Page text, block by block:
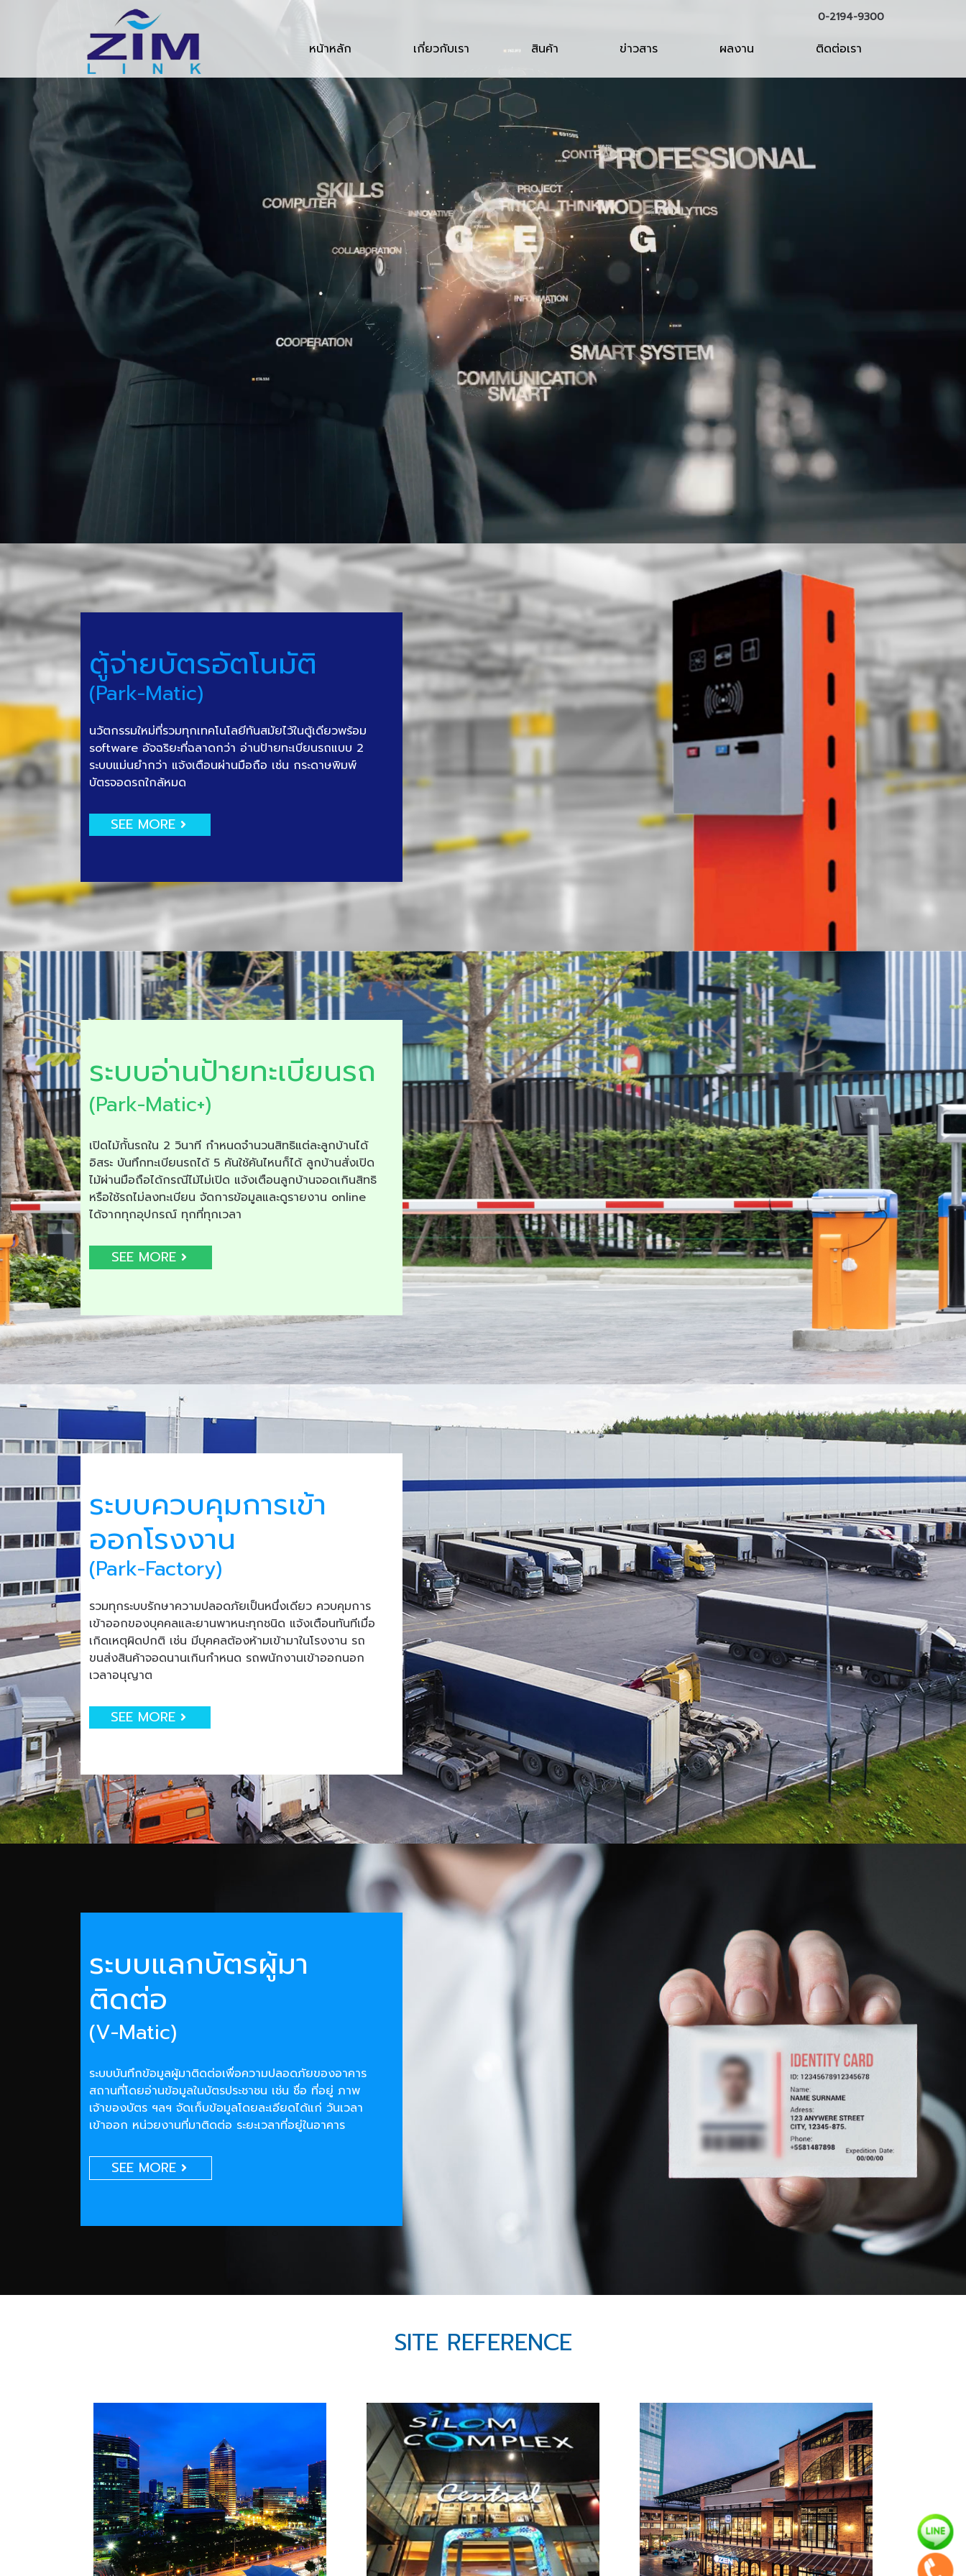
0-2194-9300
หน้าหลัก เกี่ยวกับเรา สินค้า ข่าวสาร ผลงาน ติดต่อเรา
ตู้จ่ายบัตรอัตโนมัติ
(Park-Matic)
นวัตกรรมใหม่ที่รวมทุกเทคโนโลยีทันสมัยไว้ในตู้เดียวพร้อม
software อัจฉริยะที่ฉลาดกว่า อ่านป้ายทะเบียนรถแบบ 2
ระบบแม่นยำกว่า แจ้งเตือนผ่านมือถือ เช่น กระดาษพิมพ์
บัตรจอดรถใกล้หมด
SEE MORE
ระบบอ่านป้ายทะเบียนรถ
(Park-Matic+)
เปิดไม้กั้นรถใน 2 วินาที กำหนดจำนวนสิทธิแต่ละลูกบ้านได้
อิสระ บันทึกทะเบียนรถได้ 5 คันใช้คันไหนก็ได้ ลูกบ้านสั่งเปิด
ไม้ผ่านมือถือได้กรณีไม้ไม่เปิด แจ้งเตือนลูกบ้านจอดเกินสิทธิ
หรือใช้รถไม่ลงทะเบียน จัดการข้อมูลและดูรายงาน online
ได้จากทุกอุปกรณ์ ทุกที่ทุกเวลา
SEE MORE
ระบบควบคุมการเข้า
ออกโรงงาน
(Park-Factory)
รวมทุกระบบรักษาความปลอดภัยเป็นหนึ่งเดียว ควบคุมการ
เข้าออกของบุคคลและยานพาหนะทุกชนิด แจ้งเตือนทันทีเมื่อ
เกิดเหตุผิดปกติ เช่น มีบุคคลต้องห้ามเข้ามาในโรงงาน รถ
ขนส่งสินค้าจอดนานเกินกำหนด รถพนักงานเข้าออกนอก
เวลาอนุญาต
SEE MORE
ระบบแลกบัตรผู้มา
ติดต่อ
(V-Matic)
ระบบบันทึกข้อมูลผู้มาติดต่อเพื่อความปลอดภัยของอาคาร
สถานที่โดยอ่านข้อมูลในบัตรประชาชน เช่น ชื่อ ที่อยู่ ภาพ
เจ้าของบัตร ฯลฯ จัดเก็บข้อมูลโดยละเอียดได้แก่ วันเวลา
เข้าออก หน่วยงานที่มาติดต่อ ระยะเวลาที่อยู่ในอาคาร
SEE MORE
SITE REFERENCE